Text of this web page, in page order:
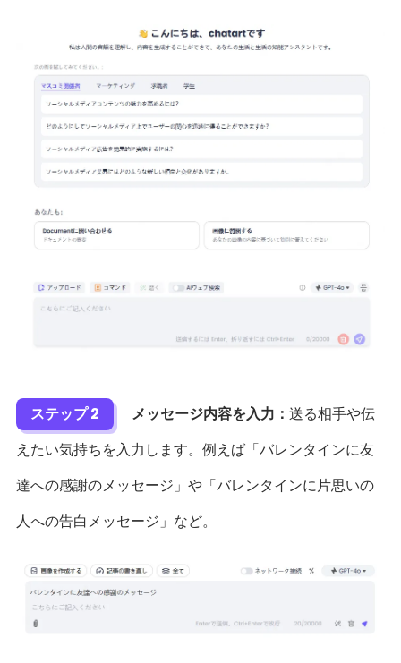
ステップ 2 メッセージ内容を入力： 送る相手や伝
えたい気持ちを入力します。例えば「バレンタインに友
達への感謝のメッセージ」や「バレンタインに片思いの
人への告白メッセージ」など。